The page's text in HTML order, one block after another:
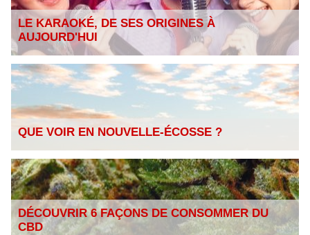
LE KARAOKÉ, DE SES ORIGINES À
AUJOURD'HUI
QUE VOIR EN NOUVELLE-ÉCOSSE ?
DÉCOUVRIR 6 FAÇONS DE CONSOMMER DU
CBD